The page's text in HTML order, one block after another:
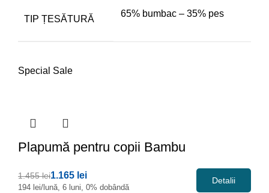
TIP ȚESĂTURĂ
65% bumbac – 35% pes
Special Sale
Plapumă pentru copii Bambu
1.455 lei1.165 lei
194 lei/lună, 6 luni, 0% dobândă
Detalii